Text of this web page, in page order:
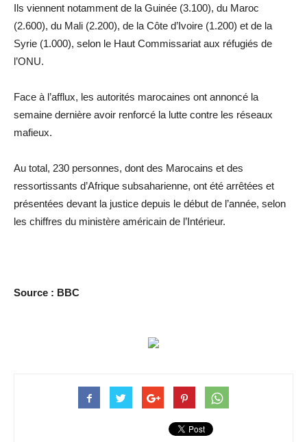
Ils viennent notamment de la Guinée (3.100), du Maroc
(2.600), du Mali (2.200), de la Côte d’Ivoire (1.200) et de la
Syrie (1.000), selon le Haut Commissariat aux réfugiés de
l’ONU.
Face à l’afflux, les autorités marocaines ont annoncé la
semaine dernière avoir renforcé la lutte contre les réseaux
mafieux.
Au total, 230 personnes, dont des Marocains et des
ressortissants d’Afrique subsaharienne, ont été arrêtées et
présentées devant la justice depuis le début de l’année, selon
les chiffres du ministère américain de l’Intérieur.
Source : BBC